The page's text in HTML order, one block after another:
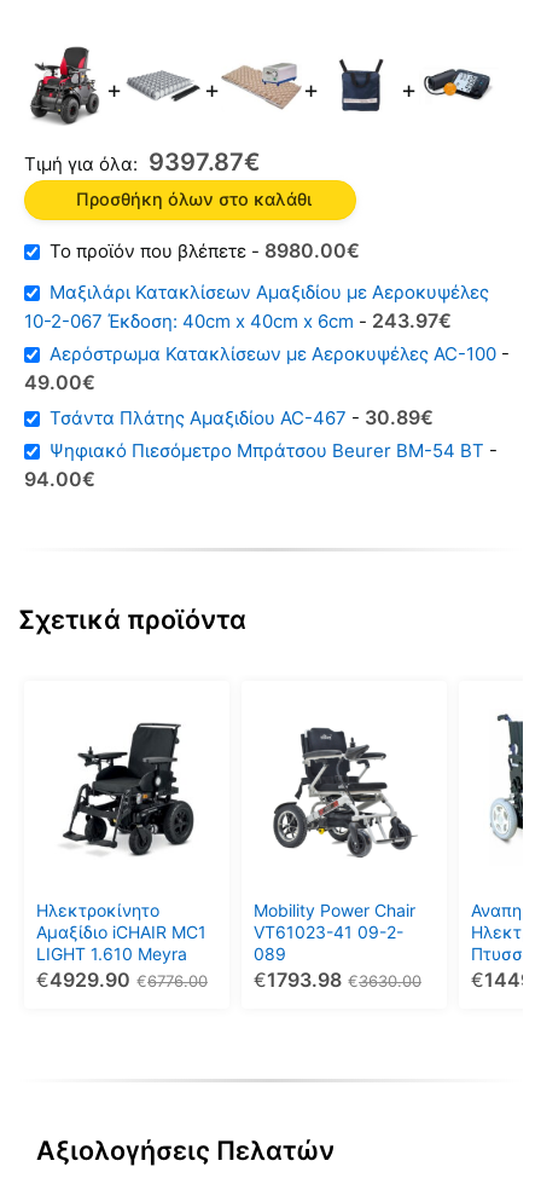
+ + + +
Τιμή για όλα: 9397 87€
Προσθήκη όλων στο καλάθι
- Original
was:
1088600€.
8980 00€
Η
τρέχουσα
τιμή
είναι:
898000€.
Μαξιλάρι Κατακλίσεων Αμαξιδίου με Αεροκυψέλες
10-2-067 Έκδοση: 40cm x 40cm x 6cm - Original
price
31000€.
243 97€
Η
τρέχουσα
είναι:
Αερόστρωμα Κατακλίσεων με Αεροκυψέλες AC-100 -
Original
price
was:
12000€.
49 00€
Η
τρέχουσα
τιμή
είναι:
Τσάντα Πλάτης Αμαξιδίου AC-467 - Original
price
30 89€
Η
τρέχουσα
Ψηφιακό Πιεσόμετρο Μπράτσου Beurer BM-54 BT -
Original
94 00€
Η
Σχετικά προϊόντα
Ηλεκτροκίνητο
Αμαξίδιο iCHAIR MC1
LIGHT 1.610 Meyra
6776.00
€
4929.90
€
Mobility Power Chair
VT61023-41 09-2-
089
3630.00
€
1793.98
€ €
Αξιολογήσεις Πελατών